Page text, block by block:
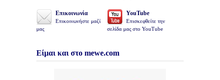
Επικοινωνία
Επικοινωνήστε μαζί
μας
YouTube
Επισκεφθείτε την
σελίδα μας στο YouTube
Είμαι και στο mewe.com